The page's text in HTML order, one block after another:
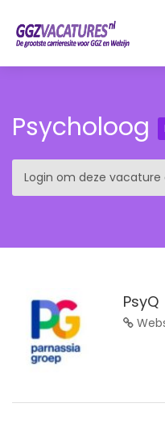
Psycholoog
Login om deze vacature
PsyQ